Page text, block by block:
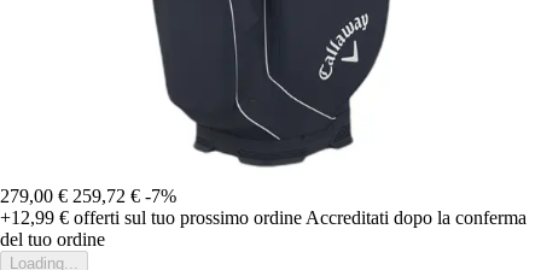
279,00 € 259,72 € -7%
+12,99 € offerti sul tuo prossimo ordine Accreditati dopo la conferma
del tuo ordine
Loading...